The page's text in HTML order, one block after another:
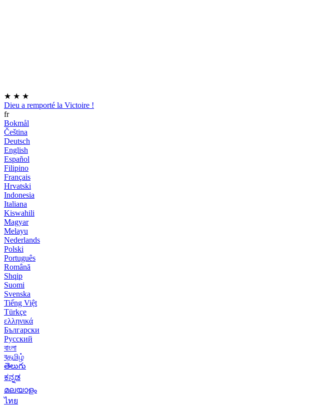
★ ★ ★
Dieu a remporté la Victoire !
fr
Bokmål
Čeština
Deutsch
English
Español
Filipino
Français
Hrvatski
Indonesia
Italiana
Kiswahili
Magyar
Melayu
Nederlands
Polski
Português
Română
Shqip
Suomi
Svenska
Tiếng Việt
Türkçe
ελληνικά
Български
Русский
বাংলা
বதமிழ்
తెలుగు
ಕನ್ನಡ
മലയാളം
ไทย